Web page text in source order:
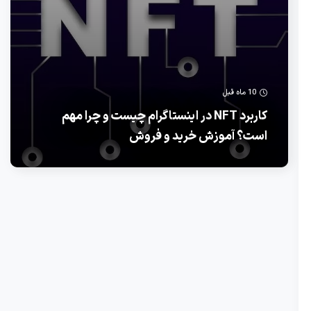
10 ماه قبل
کاربرد NFT در اینستاگرام چیست و چرا مهم
است؟ آموزش خرید و فروش